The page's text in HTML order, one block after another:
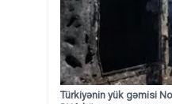
Türkiyənin yük gəmisi